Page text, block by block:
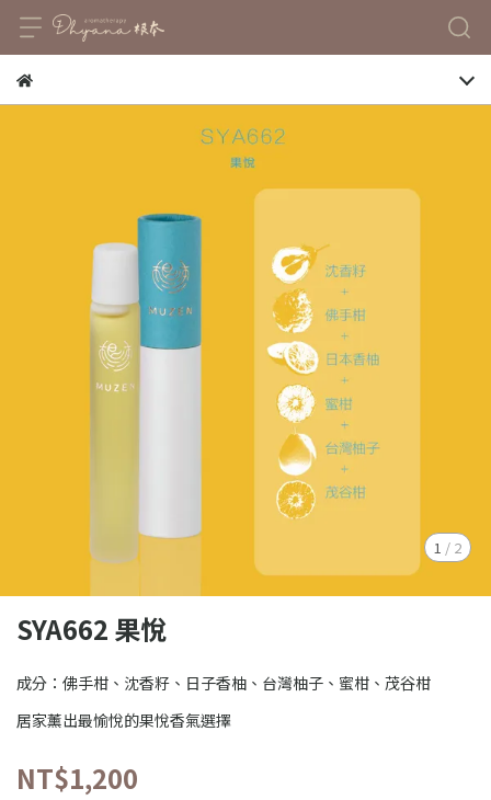
1 / 2
SYA662 果悅
成分：佛手柑、沈香籽、日子香柚、台灣柚子、蜜柑、茂谷柑
居家薰出最愉悅的果悅香氣選擇
NT$1,200